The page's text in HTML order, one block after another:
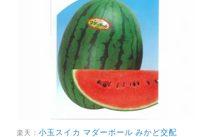
楽天：小玉スイカ マダーボール みかど交配